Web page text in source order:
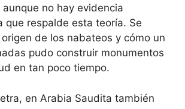
no hay evidencia
que respalde esta teoría. Se
de los nabateos y cómo un
pudo construir monumentos
en tan poco tiempo.
en Arabia Saudita también